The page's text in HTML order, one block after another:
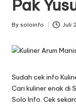
Pak
Posted
By soloinfo Juli
Sudah cek info
Cari kuliner enak di
Solo Info. Cek